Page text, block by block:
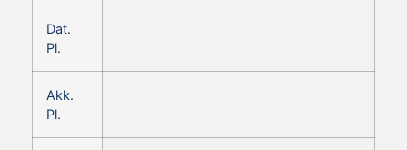
Dat.
Pl.
Akk.
Pl.